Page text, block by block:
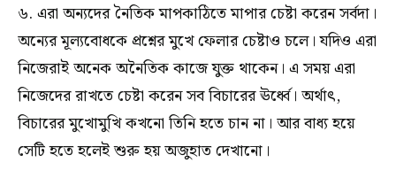
৬. এরা অন্যদের নৈতিক মাপকাঠিতে মাপার চেষ্টা করেন সর্বদা।
অন্যের মূল্যবোধকে প্রশ্নের মুখে ফেলার চেষ্টাও চলে। যদিও এরা
নিজেরাই অনেক অনৈতিক কাজে যুক্ত থাকেন। এ সময় এরা
নিজেদের রাখতে চেষ্টা করেন সব বিচারের ঊর্ধ্বে। অর্থাৎ,
বিচারের মুখোমুখি কখনো তিনি হতে চান না। আর বাধ্য হয়ে
সেটি হতে হলেই শুরু হয় অজুহাত দেখানো।